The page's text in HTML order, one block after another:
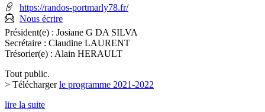
:
https://randos-portmarly78.fr/
Nous écrire
Président(e) : Josiane G DA SILVA
Secrétaire : Claudine LAURENT
Trésorier(e) : Alain HERAULT
Tout public.
> Téléchargerle programme 2021-2022
lire la suite